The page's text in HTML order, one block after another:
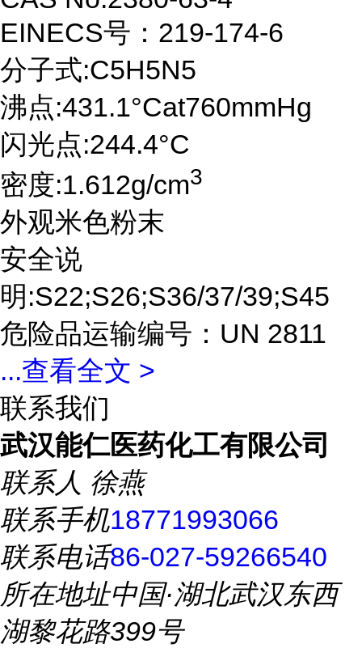
EINECS号：219-174-6
分子式:C5H5N5
沸点:431.1°Cat760mmHg
闪光点:244.4°C
密度:1.612g/cm3
外观米色粉末
安全说
明:S22;S26;S36/37/39;S45
危险品运输编号：UN 2811
...查看全文 >
联系我们
武汉能仁医药化工有限公司
联系人 徐燕
联系手机18771993066
联系电话86-027-59266540
所在地址中国·湖北武汉东西
湖黎花路399号